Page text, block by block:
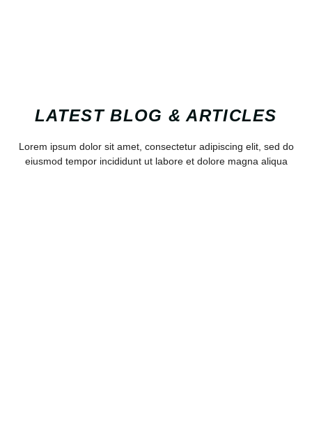
LATEST BLOG & ARTICLES
Lorem ipsum dolor sit amet, consectetur adipiscing elit, sed do
eiusmod tempor incididunt ut labore et dolore magna aliqua